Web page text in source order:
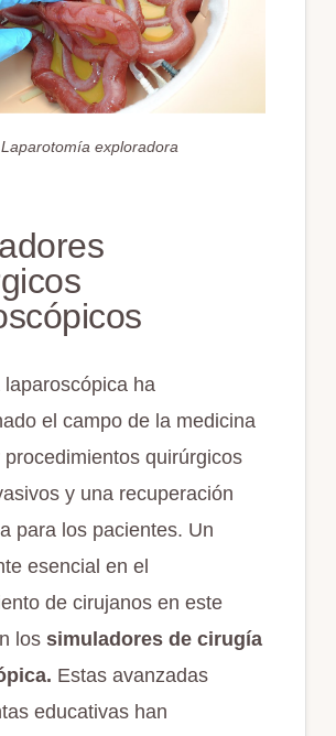
Laparotomía exploradora
ha
el campo de la medicina
quirúrgicos
y una recuperación
para los pacientes. Un
esencial en el
de cirujanos en este
los simuladores de cirugía
Estas avanzadas
educativas han